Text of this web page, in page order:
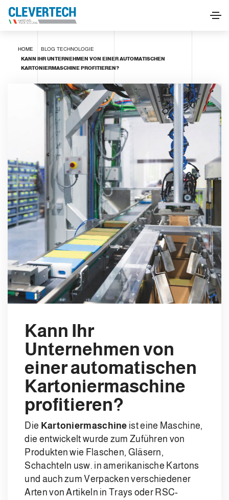
HOME BLOG TECHNOLOGIE
KANN IHR UNTERNEHMEN VON EINER AUTOMATISCHEN
KARTONIERMASCHINE PROFITIEREN?
Kann Ihr
Unternehmen von
einer automatischen
Kartoniermaschine
profitieren?
Die Kartoniermaschine ist eine Maschine,
die entwickelt wurde zum Zuführen von
Produkten wie Flaschen, Gläsern,
Schachteln usw. in amerikanische Kartons
und auch zum Verpacken verschiedener
Arten von Artikeln in Trays oder RSC-